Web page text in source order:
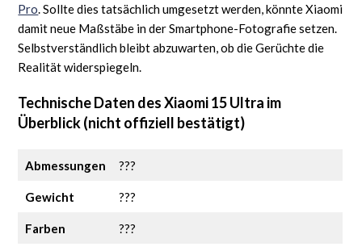
Pro. Sollte dies tatsächlich umgesetzt werden, könnte Xiaomi
damit neue Maßstäbe in der Smartphone-Fotografie setzen.
Selbstverständlich bleibt abzuwarten, ob die Gerüchte die
Realität widerspiegeln.
Technische Daten des Xiaomi 15 Ultra im
Überblick (nicht offiziell bestätigt)
Abmessungen ???
Gewicht ???
Farben ???